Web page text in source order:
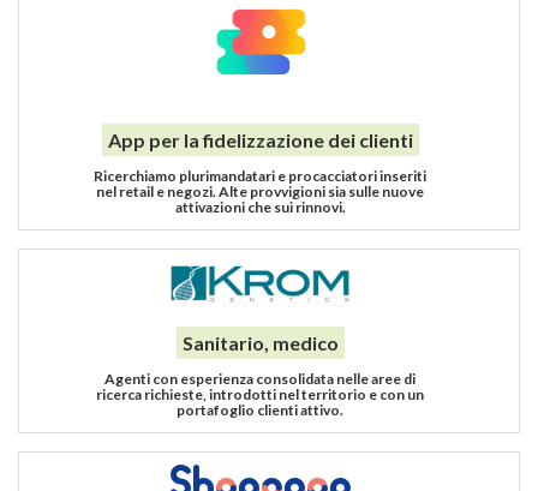
App per la fidelizzazione dei clienti
Ricerchiamo plurimandatari e procacciatori inseriti
nel retail e negozi. Alte provvigioni sia sulle nuove
attivazioni che sui rinnovi.
Sanitario, medico
Agenti con esperienza consolidata nelle aree di
ricerca richieste, introdotti nel territorio e con un
portafoglio clienti attivo.